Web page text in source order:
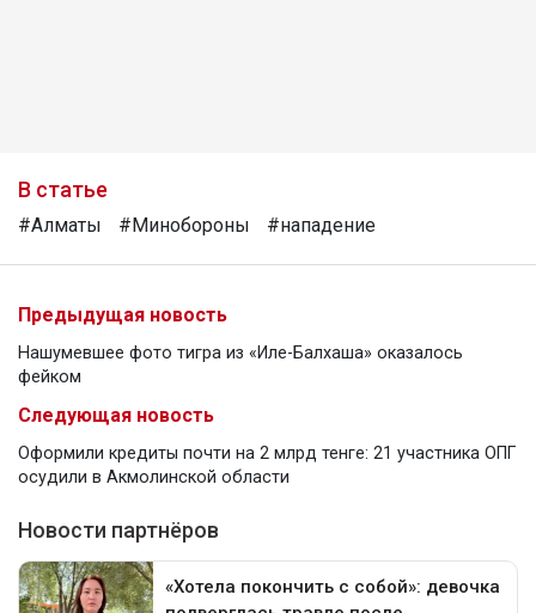
В статье
#Алматы #Минобороны #нападение
Предыдущая новость
Нашумевшее фото тигра из «Иле-Балхаша» оказалось
фейком
Следующая новость
Оформили кредиты почти на 2 млрд тенге: 21 участника ОПГ
осудили в Акмолинской области